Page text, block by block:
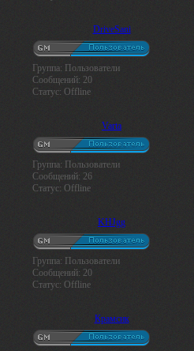
DriveSani
Группа: Пользователи
Сообщений: 20
Статус: Offline
Varta
Группа: Пользователи
Сообщений: 26
Статус: Offline
KHJgg
Группа: Пользователи
Сообщений: 20
Статус: Offline
Крамсик